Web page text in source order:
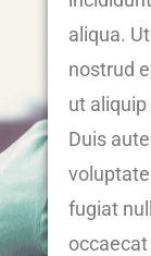
aliqua.
nostrud
ut
Duis
fugiat